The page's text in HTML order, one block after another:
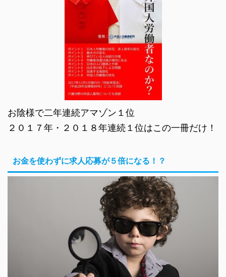
お陰様で二年連続アマゾン１位
２０１７年・２０１８年連続１位はこの一冊だけ！
お金を使わずに求人応募が５倍になる！？